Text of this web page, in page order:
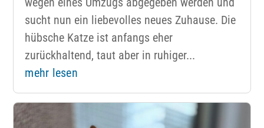
sucht nun ein liebevolles neues Zuhause. Die
hübsche Katze ist anfangs eher
zurückhaltend, taut aber in ruhiger...
mehr lesen